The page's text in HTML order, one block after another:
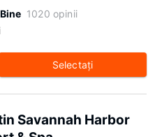
Bine 1020 opinii
Selectaţi
Savannah Harbor